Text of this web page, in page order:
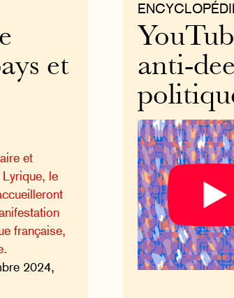
anti-
et
et
le
française,
2024,